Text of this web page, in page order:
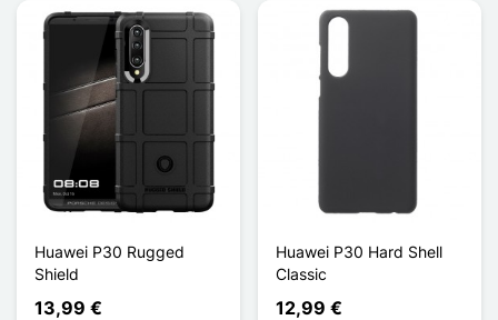
Huawei P30 Rugged
Shield
13,99 €
Huawei P30 Hard Shell
Classic
12,99 €